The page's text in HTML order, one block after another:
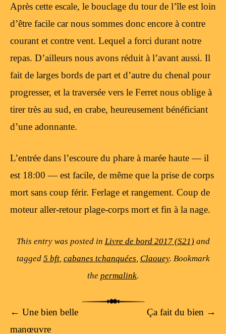
Après cette escale, le bouclage du tour de l’île est loin
d’être facile car nous sommes donc encore à contre
courant et contre vent. Lequel a forci durant notre
repas. D’ailleurs nous avons réduit à l’avant aussi. Il
fait de larges bords de part et d’autre du chenal pour
progresser, et la traversée vers le Ferret nous oblige à
tirer très au sud, en crabe, heureusement bénéficiant
d’une adonnante.
L’entrée dans l’escoure du phare à marée haute — il
est 18:00 — est facile, de même que la prise de corps
mort sans coup férir. Ferlage et rangement. Coup de
moteur aller-retour plage-corps mort et fin à la nage.
This entry was posted in Livre de bord 2017 (S21)and
tagged 5 bft, cabanes tchanquées Claouey. Bookmark
the permalink.
Post navigation
← Une bien belle
manœuvre
Ça fait du bien →